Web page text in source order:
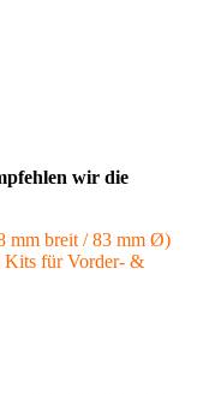
wir die
mm breit / 83 mm Ø)
Kits für Vorder- &